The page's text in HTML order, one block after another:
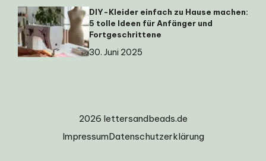
DIY-Kleider einfach zu Hause machen:
5 tolle Ideen für Anfänger und
Fortgeschrittene
30. Juni 2025
2026 lettersandbeads.de
ImpressumDatenschutzerklärung